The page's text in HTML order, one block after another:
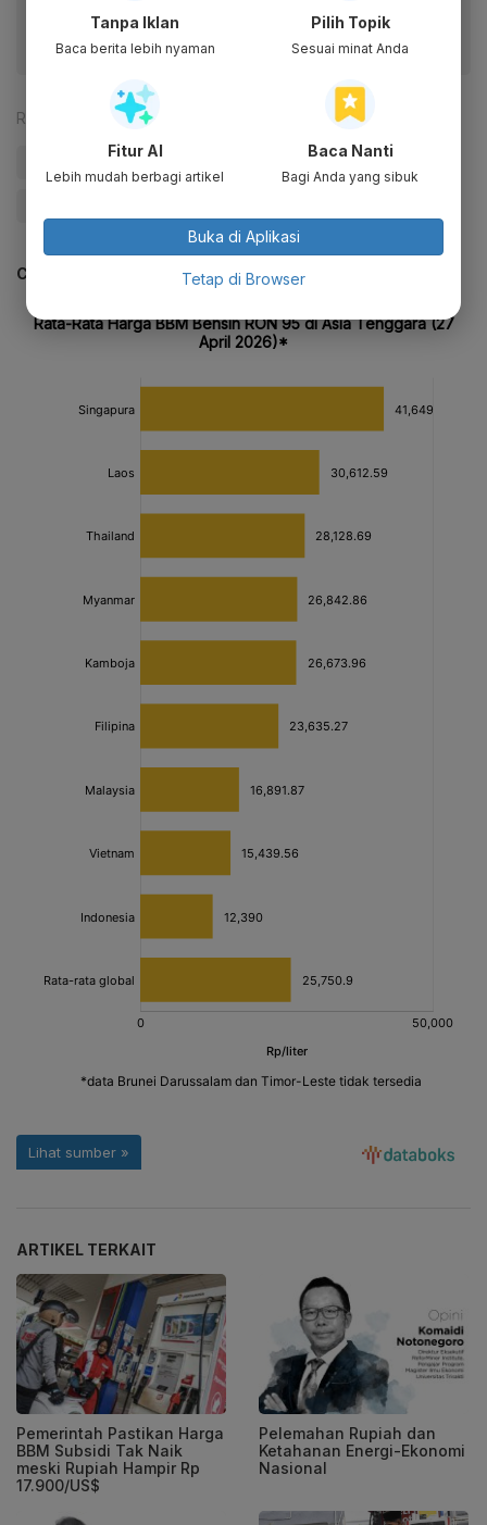
Reporter: Antara
#Harga BBM #Pertamina #Shell
CEK JUGA DATA INI
ARTIKEL TERKAIT
Pemerintah Pastikan Harga
BBM Subsidi Tak Naik
meski Rupiah Hampir Rp
17.900/US$
Pelemahan Rupiah dan
Ketahanan Energi-Ekonomi
Nasional
Tanpa Iklan
Baca berita lebih nyaman
Pilih Topik
Sesuai minat Anda
Fitur AI
Lebih mudah berbagi artikel
Baca Nanti
Bagi Anda yang sibuk
Buka di Aplikasi
Tetap di Browser